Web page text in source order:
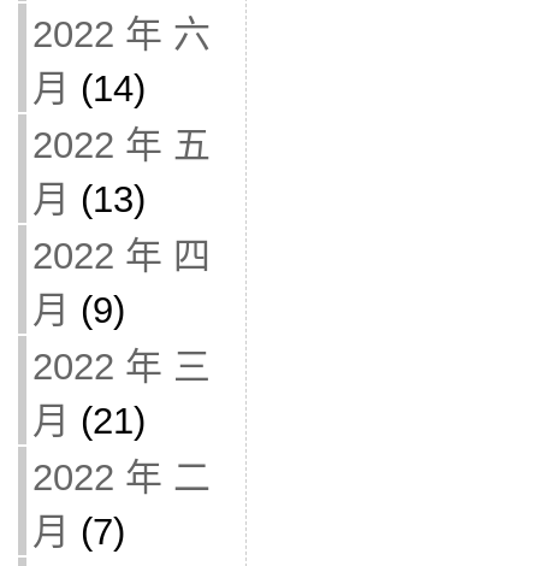
2022 年 六
月 (14)
2022 年 五
月 (13)
2022 年 四
月 (9)
2022 年 三
月 (21)
2022 年 二
月 (7)